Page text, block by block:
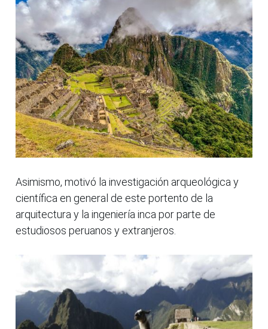
Asimismo, motivó la investigación arqueológica y
científica en general de este portento de la
arquitectura y la ingeniería inca por parte de
estudiosos peruanos y extranjeros.